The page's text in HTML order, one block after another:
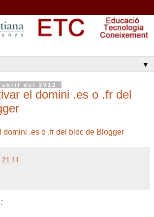
▼
del 2012
el domini .es o .fr del
domini .es o .fr del bloc de Blogger
21:11